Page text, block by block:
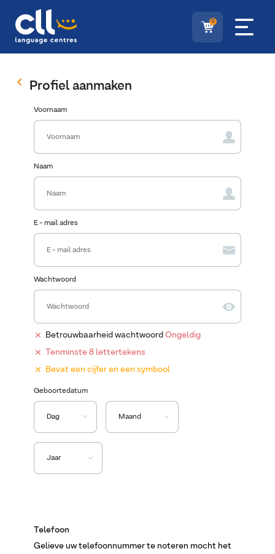
0
Profiel aanmaken
Voornaam
Naam
E - mail adres
Wachtwoord
Betrouwbaarheid wachtwoord Ongeldig
Tenminste 8 lettertekens
Bevat een cijfer en een symbool
Geboortedatum
Telefoon
Gelieve uw telefoonnummer te noteren mocht het